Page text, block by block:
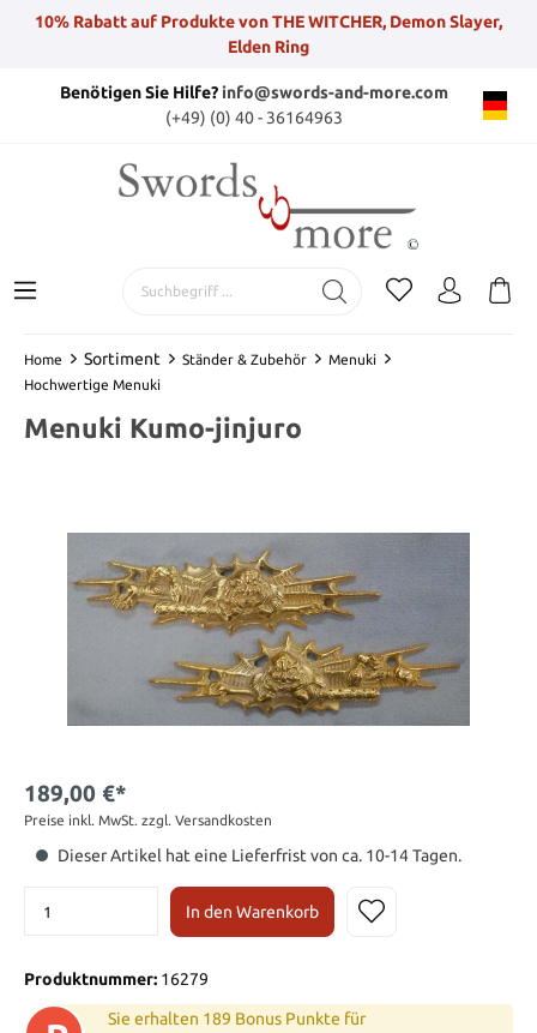
10% Rabatt auf Produkte von THE WITCHER, Demon Slayer,
Elden Ring
Benötigen Sie Hilfe?info@swords-and-more.com
(+49) (0) 40 - 36164963
Home Sortiment Ständer & Zubehör
Menuki
Hochwertige Menuki
Menuki Kumo-jinjuro
189,00 €*
Preise inkl. MwSt. zzgl. Versandkosten
Dieser Artikel hat eine Lieferfrist von ca. 10-14 Tagen.
In den Warenkorb
Produktnummer: 16279
Sie erhalten 189 Bonus Punkte für